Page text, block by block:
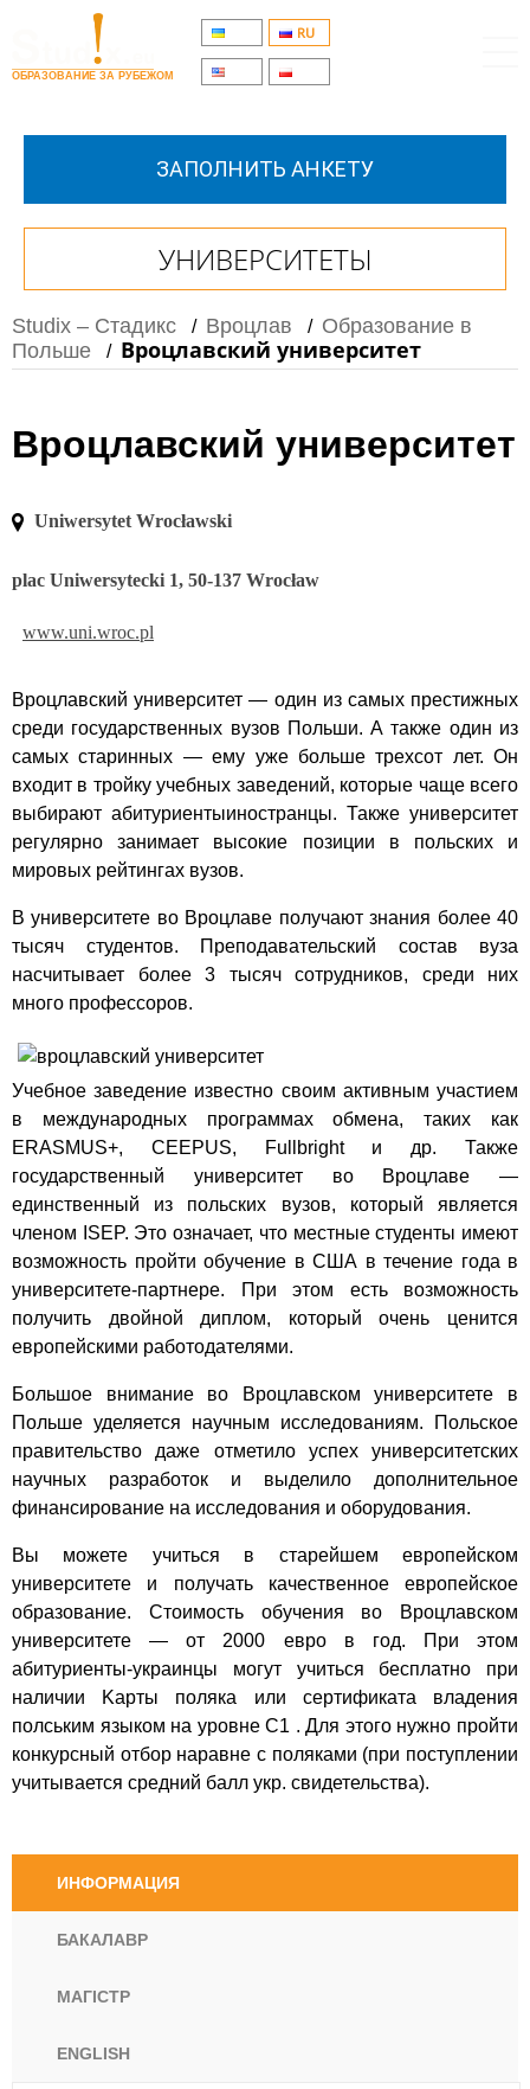
ОБРАЗОВАНИЕ ЗА РУБЕЖОМ
RU
ЗАПОЛНИТЬ АНКЕТУ
УНИВЕРСИТЕТЫ
Studix – Стадикс / Вроцлав / Образование в
Польше
/ Вроцлавский университет
Вроцлавский университет
Uniwersytet Wrocławski
plac Uniwersytecki 1, 50-137 Wrocław
www.uni.wroc.pl
Вроцлавский университет — один из самых престижных
среди государственных вузов Польши. А также один из
самых старинных — ему уже больше трехсот лет. Он
входит в тройку учебных заведений, которые чаще всего
выбирают абитуриентыиностранцы. Также университет
регулярно занимает высокие позиции в польских и
мировых рейтингах вузов.
В университете во Вроцлаве получают знания более 40
тысяч студентов. Преподавательский состав вуза
насчитывает более 3 тысяч сотрудников, среди них
много профессоров.
Учебное заведение известно своим активным участием
в международных программах обмена, таких как
ERASMUS+, CEEPUS, Fullbright и др. Также
государственный университет во Вроцлаве —
единственный из польских вузов, который является
членом ISEP. Это означает, что местные студенты имеют
возможность пройти обучение в США в течение года в
университете-партнере. При этом есть возможность
получить двойной диплом, который очень ценится
европейскими работодателями.
Большое внимание во Вроцлавском университете в
Польше уделяется научным исследованиям. Польское
правительство даже отметило успех университетских
научных разработок и выделило дополнительное
финансирование на исследования и оборудования.
Вы можете учиться в старейшем европейском
университете и получать качественное европейское
образование. Стоимость обучения во Вроцлавском
университете — от 2000 евро в год. При этом
абитуриенты-украинцы могут учиться бесплатно при
наличии Kарты поляка или сертификата владения
полським языком на уровне С1 . Для этого нужно пройти
конкурсный отбор наравне с поляками (при поступлении
учитывается средний балл укр. свидетельства).
ИНФОРМАЦИЯ
БАКАЛАВР
МАГІСТР
ENGLISH